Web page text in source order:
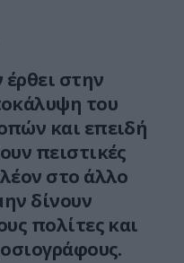
στην
του
και επειδή
πειστικές
στο άλλο
δίνουν
πολίτες και